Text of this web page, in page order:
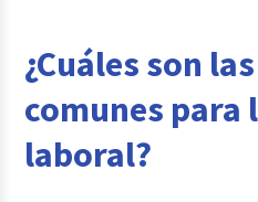
¿Cuáles son
comunes para
laboral?